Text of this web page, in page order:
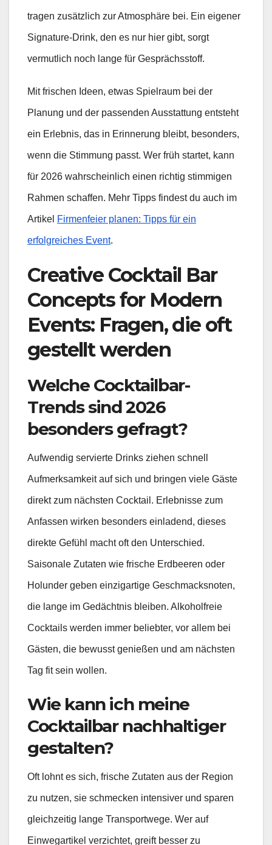
tragen zusätzlich zur Atmosphäre bei. Ein eigener
Signature-Drink, den es nur hier gibt, sorgt
vermutlich noch lange für Gesprächsstoff.
Mit frischen Ideen, etwas Spielraum bei der
Planung und der passenden Ausstattung entsteht
ein Erlebnis, das in Erinnerung bleibt, besonders,
wenn die Stimmung passt. Wer früh startet, kann
für 2026 wahrscheinlich einen richtig stimmigen
Rahmen schaffen. Mehr Tipps findest du auch im
Artikel Firmenfeier planen: Tipps für ein
erfolgreiches Event.
Creative Cocktail Bar
Concepts for Modern
Events: Fragen, die oft
gestellt werden
Welche Cocktailbar-
Trends sind 2026
besonders gefragt?
Aufwendig servierte Drinks ziehen schnell
Aufmerksamkeit auf sich und bringen viele Gäste
direkt zum nächsten Cocktail. Erlebnisse zum
Anfassen wirken besonders einladend, dieses
direkte Gefühl macht oft den Unterschied.
Saisonale Zutaten wie frische Erdbeeren oder
Holunder geben einzigartige Geschmacksnoten,
die lange im Gedächtnis bleiben. Alkoholfreie
Cocktails werden immer beliebter, vor allem bei
Gästen, die bewusst genießen und am nächsten
Tag fit sein wollen.
Wie kann ich meine
Cocktailbar nachhaltiger
gestalten?
Oft lohnt es sich, frische Zutaten aus der Region
zu nutzen, sie schmecken intensiver und sparen
gleichzeitig lange Transportwege. Wer auf
Einwegartikel verzichtet, greift besser zu